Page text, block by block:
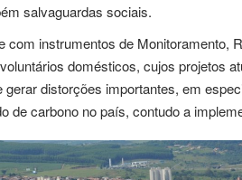
salvaguardas sociais.
com instrumentos de Monitoramento,
domésticos, cujos projetos
distorções importantes, em
de carbono no país, contudo a